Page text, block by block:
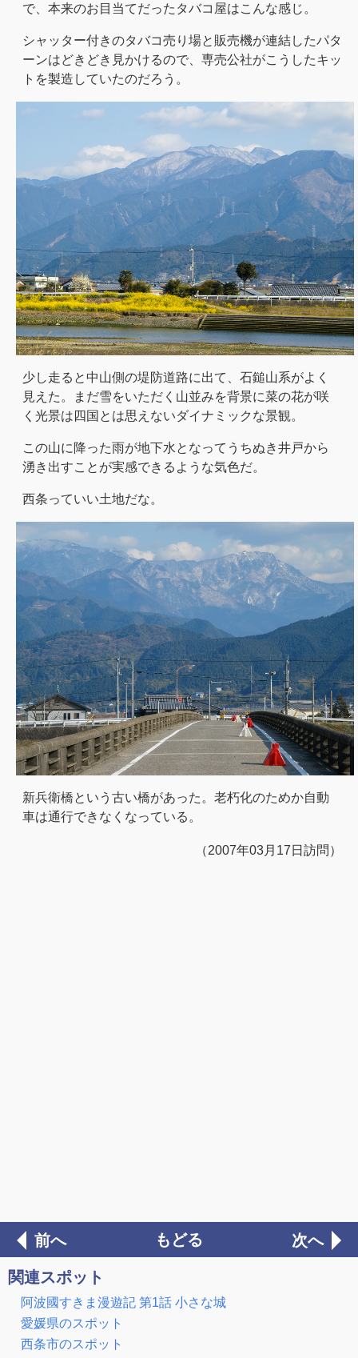
で、本来のお目当てだったタバコ屋はこんな感じ。
シャッター付きのタバコ売り場と販売機が連結したパタ
ーンはどきどき見かけるので、専売公社がこうしたキッ
トを製造していたのだろう。
少し走ると中山側の堤防道路に出て、石鎚山系がよく
見えた。まだ雪をいただく山並みを背景に菜の花が咲
く光景は四国とは思えないダイナミックな景観。
この山に降った雨が地下水となってうちぬき井戸から
湧き出すことが実感できるような気色だ。
西条っていい土地だな。
新兵衛橋という古い橋があった。老朽化のためか自動
車は通行できなくなっている。
（2007年03月17日訪問）
前へ もどる 次へ
関連スポット
阿波國すきま漫遊記 第1話 小さな城
愛媛県のスポット
西条市のスポット